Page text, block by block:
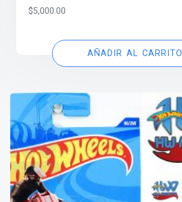
$5,000.00
AÑADIR AL CARRITO